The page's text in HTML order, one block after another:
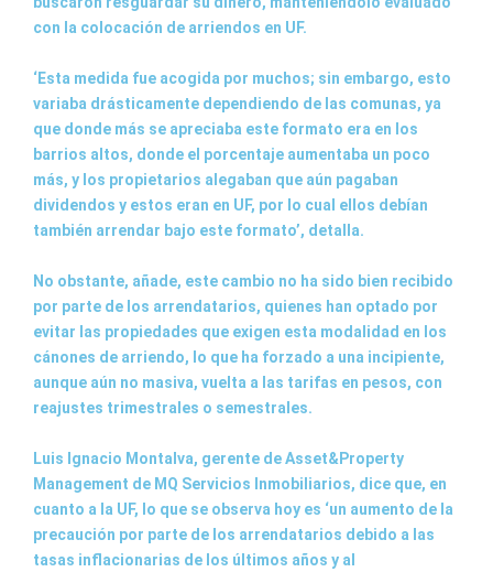
con la colocación de arriendos en UF.
‘Esta medida fue acogida por muchos; sin embargo, esto
variaba drásticamente dependiendo de las comunas, ya
que donde más se apreciaba este formato era en los
barrios altos, donde el porcentaje aumentaba un poco
más, y los propietarios alegaban que aún pagaban
dividendos y estos eran en UF, por lo cual ellos debían
también arrendar bajo este formato’, detalla.
No obstante, añade, este cambio no ha sido bien recibido
por parte de los arrendatarios, quienes han optado por
evitar las propiedades que exigen esta modalidad en los
cánones de arriendo, lo que ha forzado a una incipiente,
aunque aún no masiva, vuelta a las tarifas en pesos, con
reajustes trimestrales o semestrales.
Luis Ignacio Montalva, gerente de Asset&Property
Management de MQ Servicios Inmobiliarios, dice que, en
cuanto a la UF, lo que se observa hoy es ‘un aumento de la
precaución por parte de los arrendatarios debido a las
tasas inflacionarias de los últimos años y al